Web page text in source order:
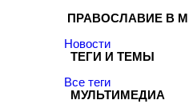
ПРАВОСЛАВИЕ В
Новости
ТЕГИ И ТЕМЫ
Все теги
МУЛЬТИМЕДИА